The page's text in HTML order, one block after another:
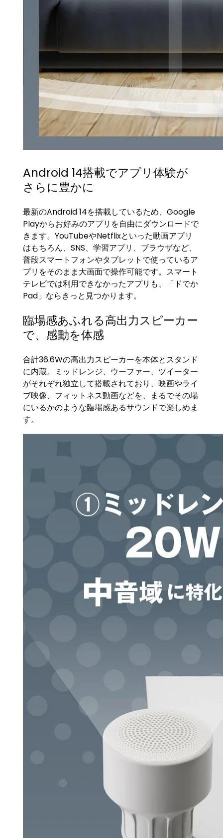
Android 14搭載でアプリ体験が
さらに豊かに
最新のAndroid 14を搭載しているため、Google
Playからお好みのアプリを自由にダウンロードで
きます。YouTubeやNetflixといった動画アプリ
はもちろん、SNS、学習アプリ、ブラウザなど、
普段スマートフォンやタブレットで使っているア
プリをそのまま大画面で操作可能です。スマート
テレビでは利用できなかったアプリも、「ドでか
Pad」ならきっと見つかります。
臨場感あふれる高出力スピーカー
で、感動を体感
合計36.6Wの高出力スピーカーを本体とスタンド
に内蔵。ミッドレンジ、ウーファー、ツイーター
がそれぞれ独立して搭載されており、映画やライ
ブ映像、フィットネス動画などを、まるでその場
にいるかのような臨場感あるサウンドで楽しめま
す。